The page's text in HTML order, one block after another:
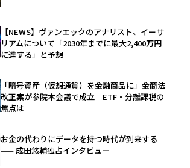
【NEWS】ヴァンエックのアナリスト、イーサ
リアムについて「2030年までに最大2,400万円
に達する」と予想
「暗号資産（仮想通貨）を金融商品に」金商法
改正案が参院本会議で成立 ETF・分離課税の
焦点は
お金の代わりにデータを持つ時代が到来する
—— 成田悠輔独占インタビュー